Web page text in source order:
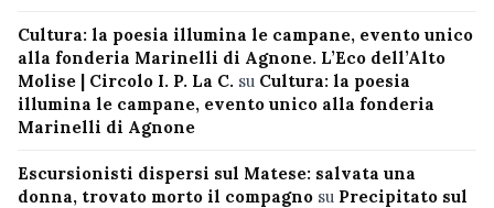
Cultura: la poesia illumina le campane, evento unico
alla fonderia Marinelli di Agnone. L’Eco dell’Alto
Molise | Circolo I. P. La C. su Cultura: la poesia
illumina le campane, evento unico alla fonderia
Marinelli di Agnone
Escursionisti dispersi sul Matese: salvata una
donna, trovato morto il compagno su Precipitato sul